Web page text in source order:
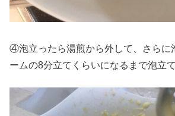
④泡立ったら湯煎から外して、さらに
ームの8分立てくらいになるまで泡立て